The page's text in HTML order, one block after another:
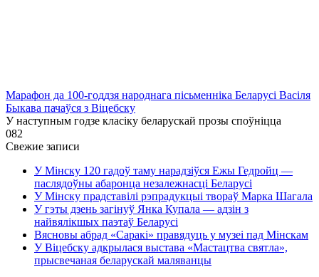
Марафон да 100-годдзя народнага пісьменніка Беларусі Васіля
Быкава пачаўся з Віцебску
У наступным годзе класіку беларускай прозы споўніцца
082
Свежие записи
У Мінску 120 гадоў таму нарадзіўся Ежы Гедройц —
паслядоўны абаронца незалежнасці Беларусі
У Мінску прадставілі рэпрадукцыі твораў Марка Шагала
У гэты дзень загінуў Янка Купала — адзін з
найвялікшых паэтаў Беларусі
Вясновы абрад «Саракі» правядуць у музеі пад Мінскам
У Віцебску адкрылася выстава «Мастацтва святла»,
прысвечаная беларускай маляванцы